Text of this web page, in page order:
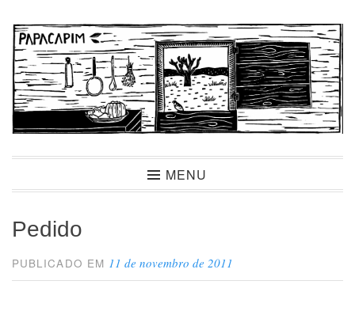
para
conteúdo
PapacapimMENU
Pedido
PUBLICADO EM 11 de novembro de 2011